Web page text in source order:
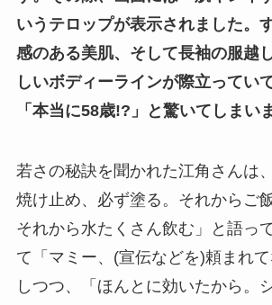
いうテロップが表示されました。
感のある美肌、そして長袖の服越
しいボディーラインが際立ってい
「本当に58歳!?」と驚いてしまい
若さの秘訣を聞かれた江角さんは
焼け止め、必ず塗る。それからご
それから水たくさん飲む」と語っ
て「マミー、(宣伝などを)頼まれ
しつつ、「ほんとに効いたから。